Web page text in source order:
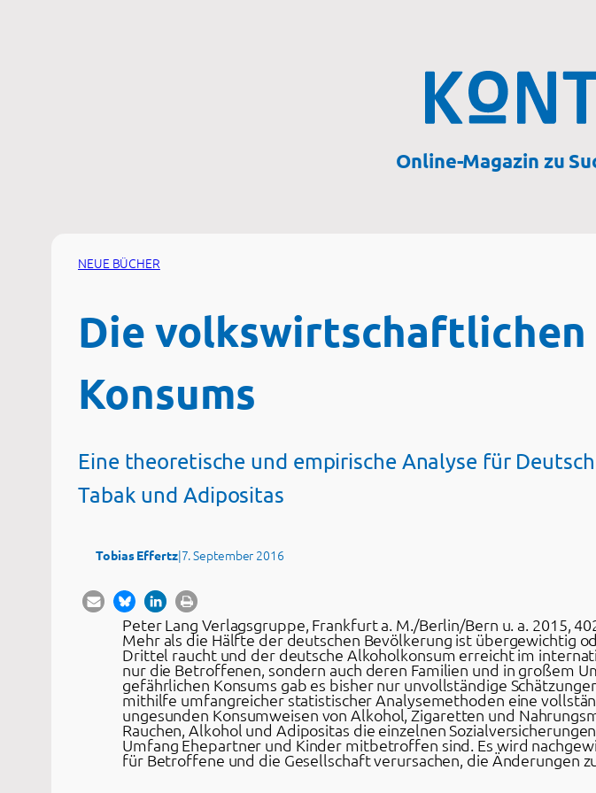
Online-Magazin zu
NEUE BÜCHER
Die
Konsums
Eine theoretische und empirische Analyse für
Tabak und Adipositas
Tobias Effertz|7. September 2016
Peter Lang Verlagsgruppe, Frankfurt a. M./Berlin/Bern u. a. 2015,
Mehr als die Hälfte der deutschen Bevölkerung ist übergewichtig
Drittel raucht und der deutsche Alkoholkonsum erreicht im
nur die Betroffenen, sondern auch deren Familien und in großem
gefährlichen Konsums gab es bisher nur unvollständige
mithilfe umfangreicher statistischer Analysemethoden eine
ungesunden Konsumweisen von Alkohol, Zigaretten und
Rauchen, Alkohol und Adipositas die einzelnen
Umfang Ehepartner und Kinder mitbetroffen sind. Es wird
für Betroffene und die Gesellschaft verursachen, die Änderungen